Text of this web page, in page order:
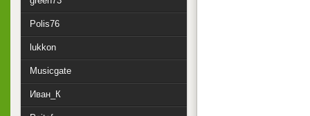
Polis76
lukkon
Musicgate
Иван_К